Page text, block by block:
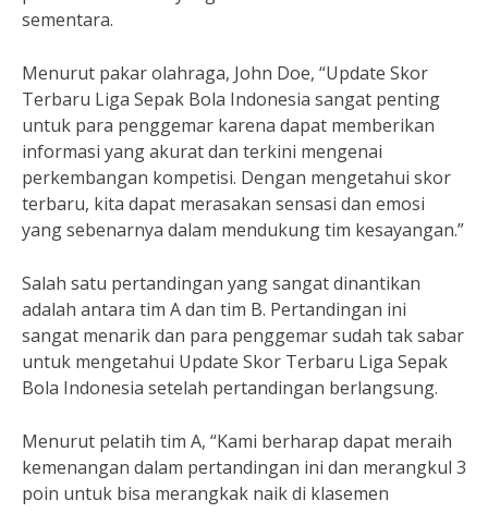
sementara.
Menurut pakar olahraga, John Doe, “Update Skor
Terbaru Liga Sepak Bola Indonesia sangat penting
untuk para penggemar karena dapat memberikan
informasi yang akurat dan terkini mengenai
perkembangan kompetisi. Dengan mengetahui skor
terbaru, kita dapat merasakan sensasi dan emosi
yang sebenarnya dalam mendukung tim kesayangan.”
Salah satu pertandingan yang sangat dinantikan
adalah antara tim A dan tim B. Pertandingan ini
sangat menarik dan para penggemar sudah tak sabar
untuk mengetahui Update Skor Terbaru Liga Sepak
Bola Indonesia setelah pertandingan berlangsung.
Menurut pelatih tim A, “Kami berharap dapat meraih
kemenangan dalam pertandingan ini dan merangkul 3
poin untuk bisa merangkak naik di klasemen